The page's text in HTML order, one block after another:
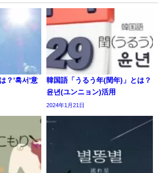
？'혹서'意
韓国語「うるう年(閏年)」とは？
윤년(ユンニョン)活用
2024年1月21日